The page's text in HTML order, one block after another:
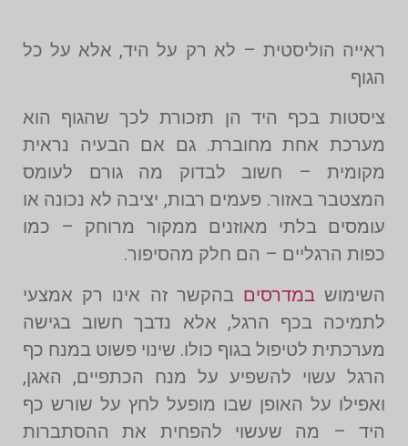
ראייה הוליסטית – לא רק על היד, אלא על כל
הגוף
ציסטות בכף היד הן תזכורת לכך שהגוף הוא
מערכת אחת מחוברת. גם אם הבעיה נראית
מקומית – חשוב לבדוק מה גורם לעומס
המצטבר באזור. פעמים רבות, יציבה לא נכונה או
עומסים בלתי מאוזנים ממקור מרוחק – כמו
כפות הרגליים – הם חלק מהסיפור.
השימושבמדרסים בהקשר זה אינו רק אמצעי
לתמיכה בכף הרגל, אלא נדבך חשוב בגישה
מערכתית לטיפול בגוף כולו. שינוי פשוט במנח כף
הרגל עשוי להשפיע על מנח הכתפיים, האגן,
ואפילו על האופן שבו מופעל לחץ על שורש כף
היד – מה שעשוי להפחית את ההסתברות